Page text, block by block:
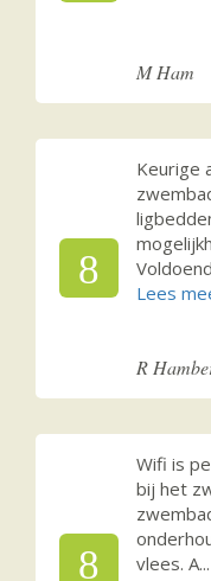
M Ham
8
Keurige
R
8
Wifi is
bij het
vlees. A...